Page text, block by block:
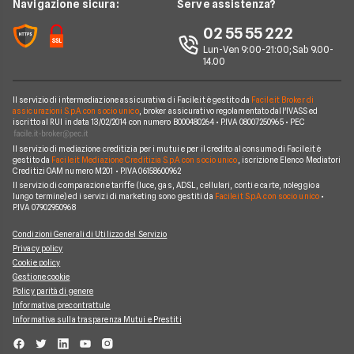
Chi siamo
Perché scegliere Facile.it
Mappa del sito
Sostituzione Mutuo
Mutuo 100 per cento
Poste Italiane
Credit Agricole
CheBanca!
Credem
Banche e finanziarie
Argomenti in evidenza Mutui
Calcolatore rata mutuo
Navigazione sicura: Serve assistenza?
02 55 55 222
Lun-Ven 9:00-21:00; Sab 9.00-
14.00
Il servizio di intermediazione assicurativa di Facile.it è gestito da Facile.it Broker di
assicurazioni S.p.A. con socio unico, broker assicurativo regolamentato dall'IVASS ed
iscritto al RUI in data 13/02/2014 con numero B000480264 • P.IVA 08007250965 • PEC
Il servizio di mediazione creditizia per i mutui e per il credito al consumo di Facile.it è
gestito da Facile.it Mediazione Creditizia S.p.A. con socio unico , iscrizione Elenco Mediatori
Creditizi OAM numero M201 • P.IVA 06158600962
Il servizio di comparazione tariffe (luce, gas, ADSL, cellulari, conti e carte, noleggio a
lungo termine) ed i servizi di marketing sono gestiti da Facile.it S.p.A. con socio unico•
P.IVA 07902950968
Condizioni Generali di Utilizzo del Servizio
Privacy policy
Cookie policy
Gestione cookie
Policy parità di genere
Informativa precontrattule
Informativa sulla trasparenza Mutui e Prestiti